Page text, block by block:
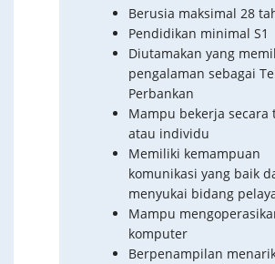
Berusia maksimal 28
Pendidikan minimal S1
Diutamakan yang
pengalaman sebagai
Perbankan
Mampu bekerja secara
atau individu
Memiliki kemampuan
komunikasi yang baik
menyukai bidang
Mampu
komputer
Berpenampilan